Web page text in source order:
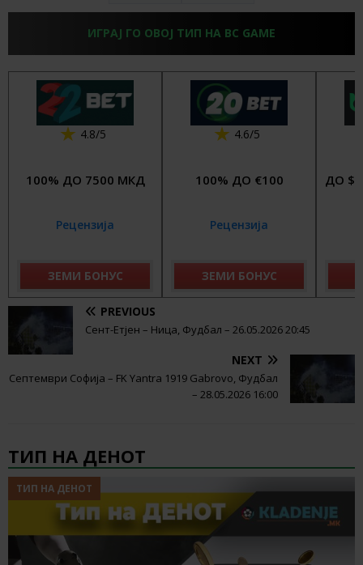
ИГРАЈ ГО ОВОЈ ТИП НА BC GAME
4.8/5
100% ДО 7500 МКД
Рецензија
ЗЕМИ БОНУС
4.6/5
100% ДО €100
Рецензија
ЗЕМИ БОНУС
ДО
PREVIOUS
Сент-Етјен – Ница, Фудбал – 26.05.2026 20:45
NEXT
Септември Софија – FK Yantra 1919 Gabrovo, Фудбал
– 28.05.2026 16:00
ТИП НА ДЕНОТ
ТИП НА ДЕНОТ